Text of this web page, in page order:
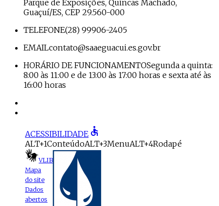
Parque de Exposições, Quincas Machado,
Guaçuí/ES, CEP 29.560-000
TELEFONE(28) 99906-2405
EMAILcontato@saaeguacui.es.gov.br
HORÁRIO DE FUNCIONAMENTOSegunda a quinta:
8:00 às 11:00 e de 13:00 às 17:00 horas e sexta até às
16:00 horas
ACESSIBILIDADE accessible
ALT+1ConteúdoALT+3MenuALT+4Rodapé
VLIBRAS
Mapa
do site
Dados
abertos